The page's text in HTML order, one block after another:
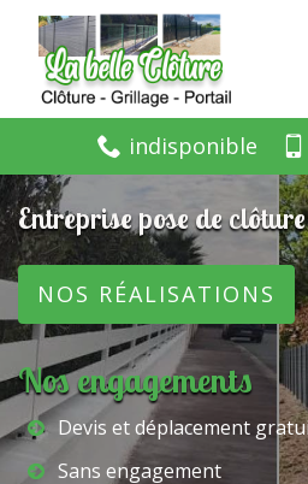
indisponible
Entreprise pose de
NOS RÉALISATIONS
Nos engagements
Devis et déplacement
Sans engagement